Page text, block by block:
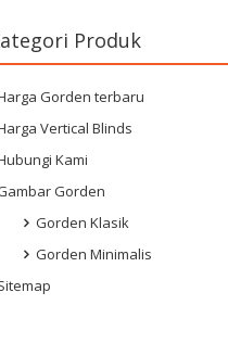
Produk
Gorden terbaru
Vertical Blinds
Kami
Gorden
Gorden Klasik
Gorden Minimalis